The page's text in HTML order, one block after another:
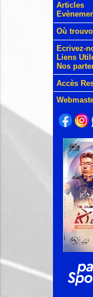
Articles
Où
Ecrivez-
Liens
Nos
Accès